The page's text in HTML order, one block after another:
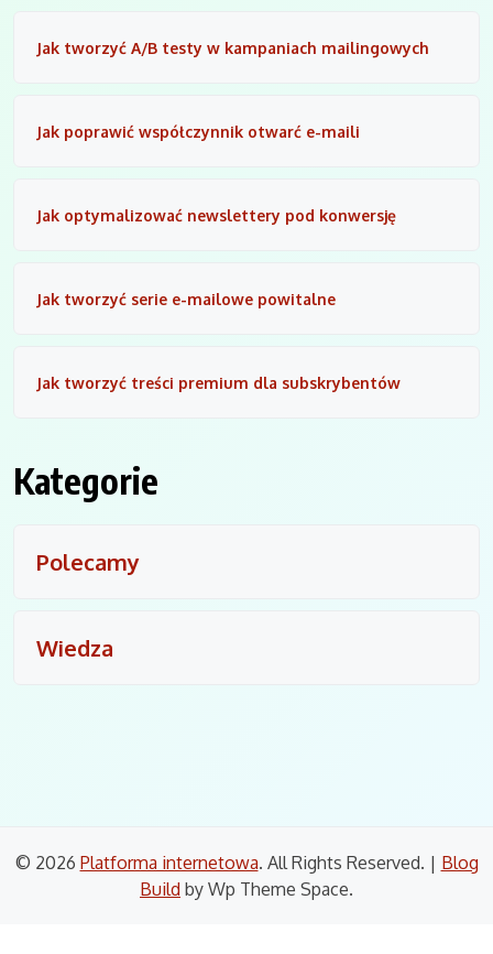
Jak tworzyć A/B testy w kampaniach mailingowych
Jak poprawić współczynnik otwarć e-maili
Jak optymalizować newslettery pod konwersję
Jak tworzyć serie e-mailowe powitalne
Jak tworzyć treści premium dla subskrybentów
Kategorie
Polecamy
Wiedza
© 2026 Platforma internetowa. All Rights Reserved. | Blog
Build by Wp Theme Space.